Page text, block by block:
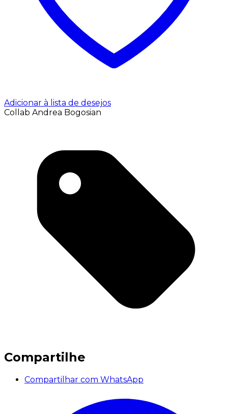
Adicionar à lista de desejos
Compartilhe
Compartilhar com WhatsApp